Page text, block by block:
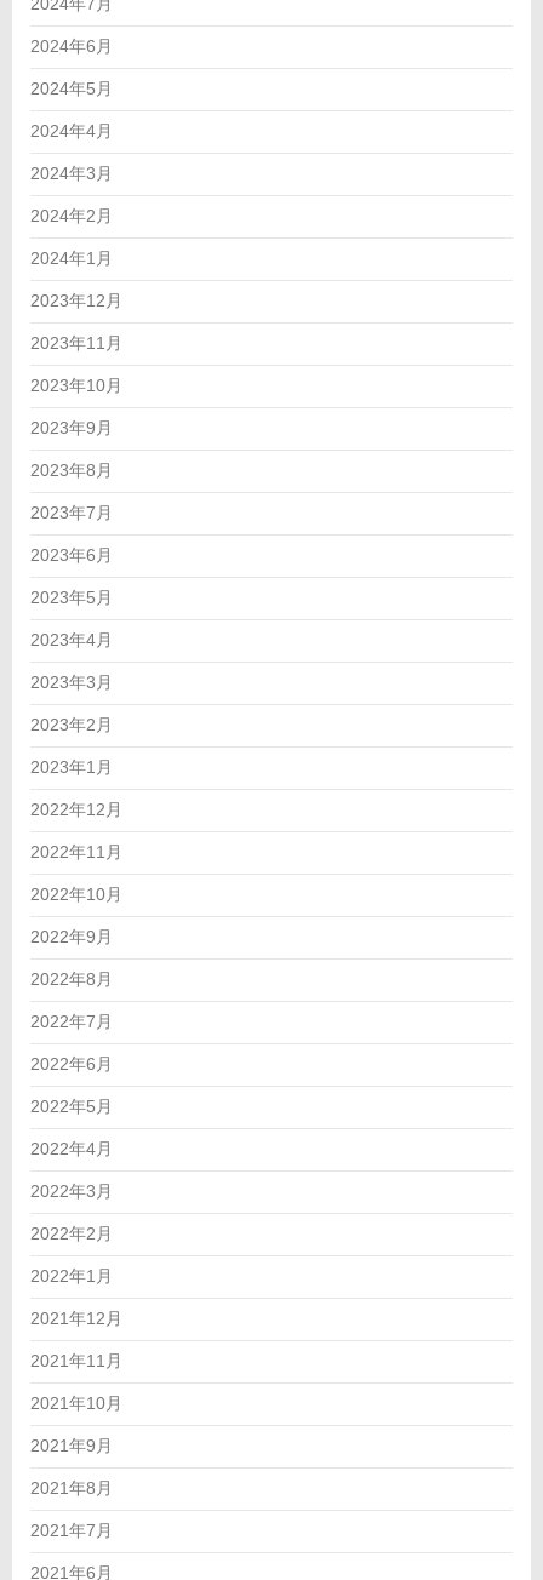
2024年7月
2024年6月
2024年5月
2024年4月
2024年3月
2024年2月
2024年1月
2023年12月
2023年11月
2023年10月
2023年9月
2023年8月
2023年7月
2023年6月
2023年5月
2023年4月
2023年3月
2023年2月
2023年1月
2022年12月
2022年11月
2022年10月
2022年9月
2022年8月
2022年7月
2022年6月
2022年5月
2022年4月
2022年3月
2022年2月
2022年1月
2021年12月
2021年11月
2021年10月
2021年9月
2021年8月
2021年7月
2021年6月